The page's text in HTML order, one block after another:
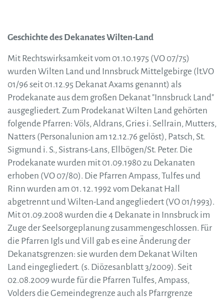
Geschichte des Dekanates Wilten-Land
Mit Rechtswirksamkeit vom 01.10.1975 (VO 07/75)
wurden Wilten Land und Innsbruck Mittelgebirge (lt.VO
01/96 seit 01.12.95 Dekanat Axams genannt) als
Prodekanate aus dem großen Dekanat "Innsbruck Land"
ausgegliedert. Zum Prodekanat Wilten Land gehörten
folgende Pfarren: Völs, Aldrans, Gries i. Sellrain, Mutters,
Natters (Personalunion am 12.12.76 gelöst), Patsch, St.
Sigmund i. S., Sistrans-Lans, Ellbögen/St. Peter. Die
Prodekanate wurden mit 01.09.1980 zu Dekanaten
erhoben (VO 07/80). Die Pfarren Ampass, Tulfes und
Rinn wurden am 01. 12. 1992 vom Dekanat Hall
abgetrennt und Wilten-Land angegliedert (VO 01/1993).
Mit 01.09.2008 wurden die 4 Dekanate in Innsbruck im
Zuge der Seelsorgeplanung zusammengeschlossen. Für
die Pfarren Igls und Vill gab es eine Änderung der
Dekanatsgrenzen: sie wurden dem Dekanat Wilten
Land eingegliedert. (s. Diözesanblatt 3/2009). Seit
02.08.2009 wurde für die Pfarren Tulfes, Ampass,
Volders die Gemeindegrenze auch als Pfarrgrenze